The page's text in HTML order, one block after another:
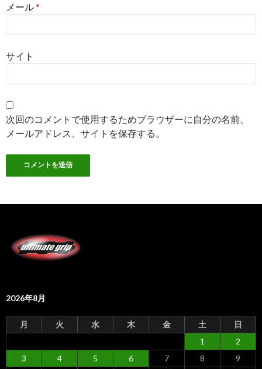
メール*
サイト
次回のコメントで使用するためブラウザーに自分の名前、
メールアドレス、サイトを保存する。
2026年8月
月 火 水 木 金 土 日
1
2
3
4 5 6 7 8
9